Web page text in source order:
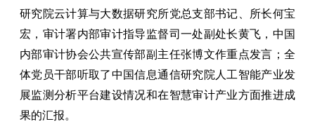
研究院云计算与大数据研究所党总支部书记、所长何宝
宏，审计署内部审计指导监督司一处副处长黄飞，中国
内部审计协会公共宣传部副主任张博文作重点发言；全
体党员干部听取了中国信息通信研究院人工智能产业发
展监测分析平台建设情况和在智慧审计产业方面推进成
果的汇报。